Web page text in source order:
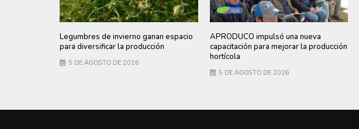
Legumbres de invierno ganan espacio
para diversificar la producción
5 DE AGOSTO DE 2026
APRODUCO impulsó una nueva
capacitación para mejorar la producción
hortícola
5 DE AGOSTO DE 2026